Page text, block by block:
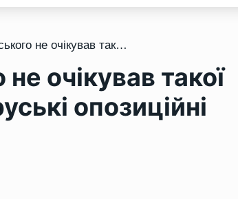
/ Полк Калиновського не очікував такої реакції рівнян: білоруські опозиційні видання
очікував такої
опозиційні